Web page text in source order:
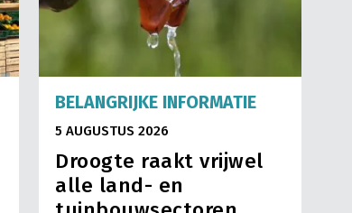
BELANGRIJKE INFORMATIE
5 AUGUSTUS 2026
Droogte raakt vrijwel
alle land- en